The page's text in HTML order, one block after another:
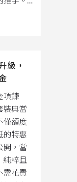
級，
項鍊
裝典當
僅額度
的特惠
開，當
純粹且
需花費